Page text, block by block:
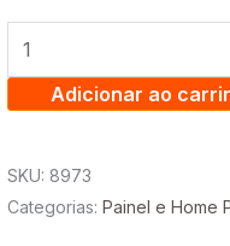
2.16
CM
PARA
75
Adicionar ao
SKU: 8973
Categorias: Painel e Home